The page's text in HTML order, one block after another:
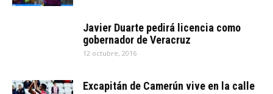
Javier Duarte pedirá licencia como
gobernador de Veracruz
12 octubre, 2016
Excapitán de Camerún vive en la calle